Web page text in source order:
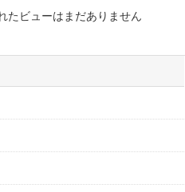
たビューはまだありません